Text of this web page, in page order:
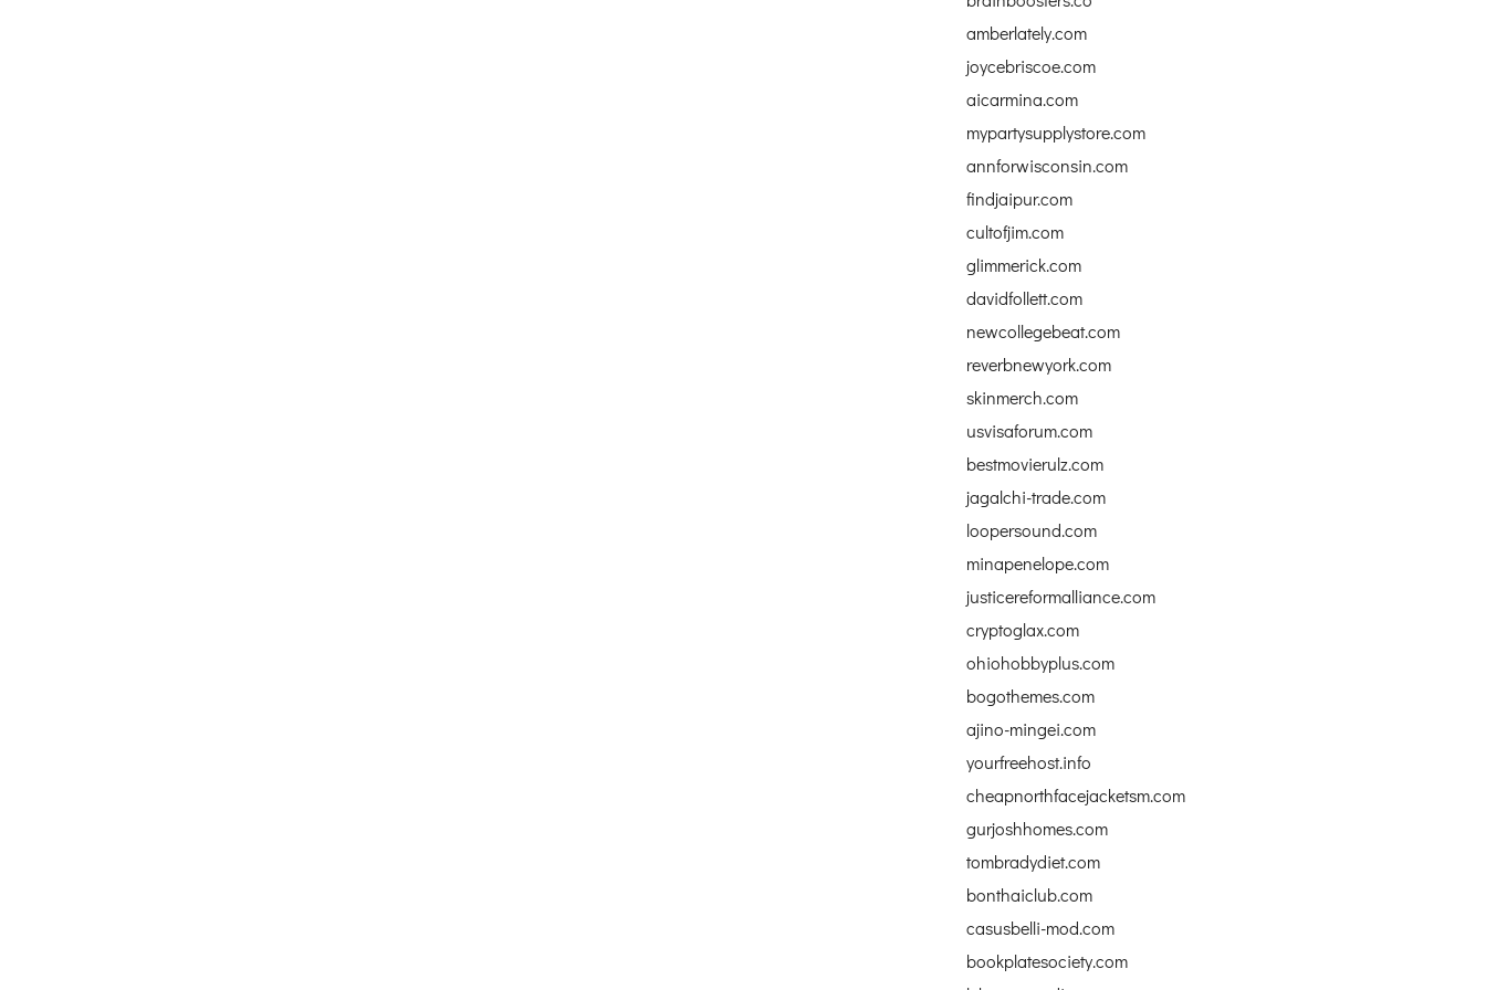
amberlately.com
joycebriscoe.com
aicarmina.com
mypartysupplystore.com
annforwisconsin.com
findjaipur.com
cultofjim.com
glimmerick.com
davidfollett.com
newcollegebeat.com
reverbnewyork.com
skinmerch.com
usvisaforum.com
bestmovierulz.com
jagalchi-trade.com
loopersound.com
minapenelope.com
justicereformalliance.com
cryptoglax.com
ohiohobbyplus.com
bogothemes.com
ajino-mingei.com
yourfreehost.info
cheapnorthfacejacketsm.com
gurjoshhomes.com
tombradydiet.com
bonthaiclub.com
casusbelli-mod.com
bookplatesociety.com